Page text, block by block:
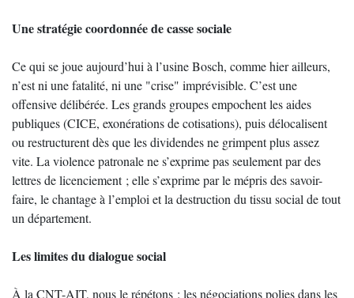
Une stratégie coordonnée de casse sociale
Ce qui se joue aujourd’hui à l’usine Bosch, comme hier ailleurs,
n’est ni une fatalité, ni une "crise" imprévisible. C’est une
offensive délibérée. Les grands groupes empochent les aides
publiques (CICE, exonérations de cotisations), puis délocalisent
ou restructurent dès que les dividendes ne grimpent plus assez
vite. La violence patronale ne s’exprime pas seulement par des
lettres de licenciement ; elle s’exprime par le mépris des savoir-
faire, le chantage à l’emploi et la destruction du tissu social de tout
un département.
Les limites du dialogue social
À la CNT-AIT, nous le répétons : les négociations polies dans les